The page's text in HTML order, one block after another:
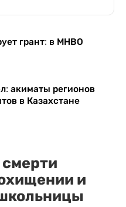
грант: в МНВО
акиматы регионов
в Казахстане
и